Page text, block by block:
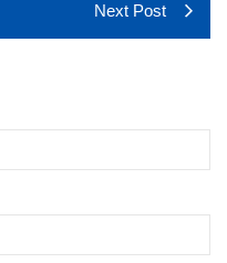
Next Post